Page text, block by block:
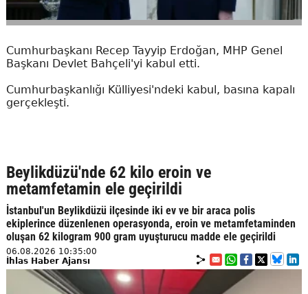
Cumhurbaşkanı Recep Tayyip Erdoğan, MHP Genel
Başkanı Devlet Bahçeli'yi kabul etti.
Cumhurbaşkanlığı Külliyesi'ndeki kabul, basına kapalı
gerçekleşti.
Beylikdüzü'nde 62 kilo eroin ve
metamfetamin ele geçirildi
İstanbul'un Beylikdüzü ilçesinde iki ev ve bir araca polis
ekiplerince düzenlenen operasyonda, eroin ve metamfetaminden
oluşan 62 kilogram 900 gram uyuşturucu madde ele geçirildi
06.08.2026 10:35:00
İhlas Haber Ajansı